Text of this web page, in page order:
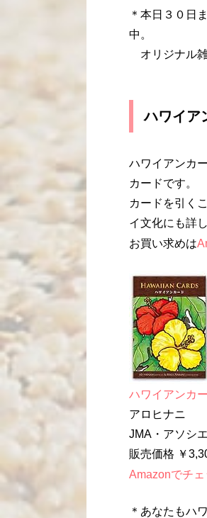
＊本日３０日
中。
オリジナル雑
ハワイア
ハワイアンカ
カードです。
カードを引く
イ文化にも詳
お買い求めは
ハワイアンカ
アロヒナニ
JMA・アソシ
販売価格 ￥
Amazonでチェ
＊あなたもハ